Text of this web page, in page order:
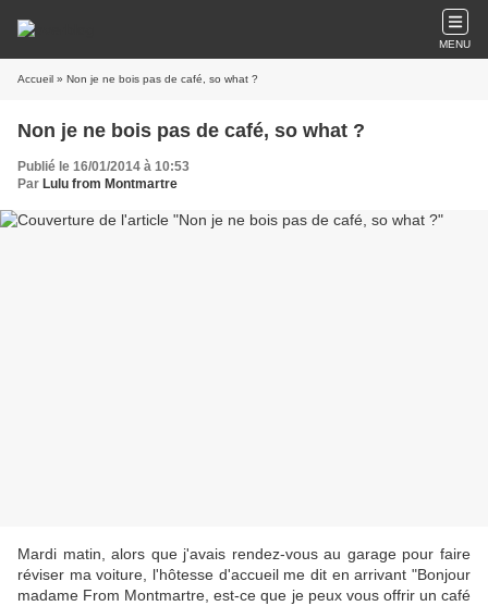
MENU
Accueil » Non je ne bois pas de café, so what ?
Non je ne bois pas de café, so what ?
Publié le 16/01/2014 à 10:53
Par Lulu from Montmartre
Mardi matin, alors que j'avais rendez-vous au garage pour faire
réviser ma voiture, l'hôtesse d'accueil me dit en arrivant "Bonjour
madame From Montmartre, est-ce que je peux vous offrir un café